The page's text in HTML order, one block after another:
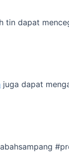
tin dapat
juga dapat